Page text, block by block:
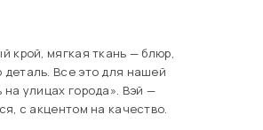
крой, мягкая ткань — блюр,
Все это для нашей
улицах города». Вэй —
с акцентом на качество.